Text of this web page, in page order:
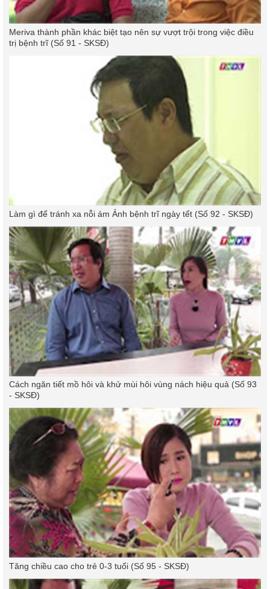
Meriva thành phần khác biệt tạo nên sự vượt trội trong việc điều
trị bệnh trĩ (Số 91 - SKSĐ)
Làm gì để tránh xa nỗi ám Ảnh bệnh trĩ ngày tết (Số 92 - SKSĐ)
Cách ngăn tiết mồ hôi và khử mùi hôi vùng nách hiệu quả (Số 93
- SKSĐ)
Tăng chiều cao cho trẻ 0-3 tuổi (Số 95 - SKSĐ)